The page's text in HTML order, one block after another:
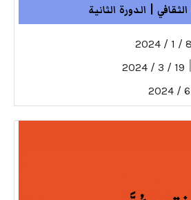
| الدورة الثانية
8 / 1 / 2024
19 / 3 / 2024